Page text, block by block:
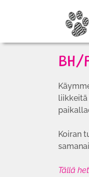
liikkeitä
Koiran
Tällä